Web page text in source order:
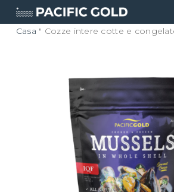
contenuto
Casa " Cozze intere cotte e